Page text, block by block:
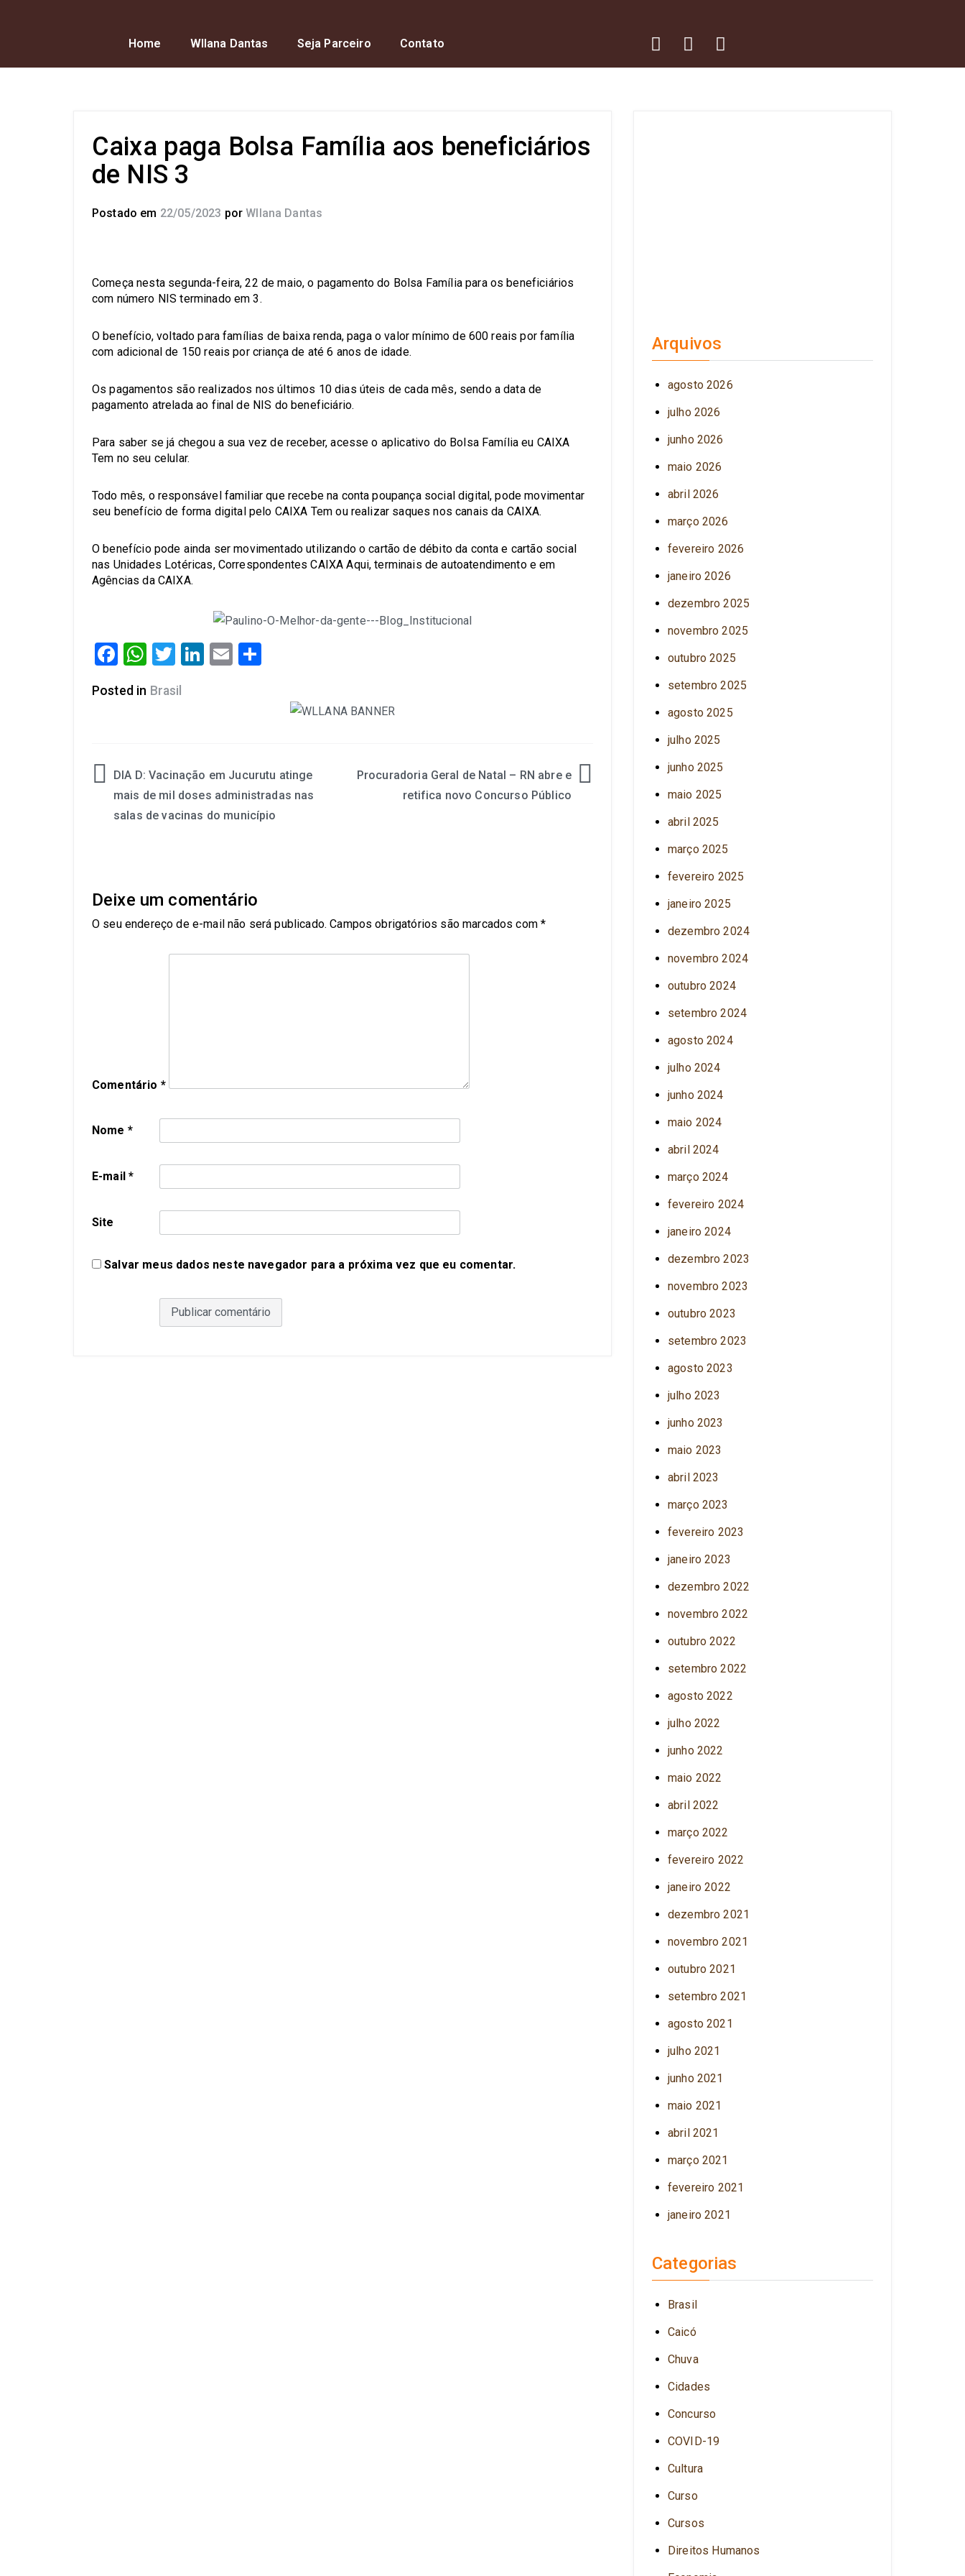
Home Wllana Dantas Seja Parceiro Contato
Caixa paga Bolsa Família aos beneficiários
de NIS 3
Postado em 22/05/2023 por Wllana Dantas
Começa nesta segunda-feira, 22 de maio, o pagamento do Bolsa Família para os beneficiários
com número NIS terminado em 3.
O benefício, voltado para famílias de baixa renda, paga o valor mínimo de 600 reais por família
com adicional de 150 reais por criança de até 6 anos de idade.
Os pagamentos são realizados nos últimos 10 dias úteis de cada mês, sendo a data de
pagamento atrelada ao final de NIS do beneficiário.
Para saber se já chegou a sua vez de receber, acesse o aplicativo do Bolsa Família eu CAIXA
Tem no seu celular.
Todo mês, o responsável familiar que recebe na conta poupança social digital, pode movimentar
seu benefício de forma digital pelo CAIXA Tem ou realizar saques nos canais da CAIXA.
O benefício pode ainda ser movimentado utilizando o cartão de débito da conta e cartão social
nas Unidades Lotéricas, Correspondentes CAIXA Aqui, terminais de autoatendimento e em
Agências da CAIXA.
Facebook
WhatsApp
Twitter
LinkedIn
Email
Posted in Brasil
DIA D: Vacinação em Jucurutu atinge
mais de mil doses administradas nas
salas de vacinas do município
Procuradoria Geral de Natal – RN abre e
retifica novo Concurso Público
Deixe um comentário
O seu endereço de e-mail não será publicado. Campos obrigatórios são marcados com*
Comentário *
Nome *
E-mail*
Site
Salvar meus dados neste navegador para a próxima vez que eu comentar.
Arquivos
agosto 2026
julho 2026
junho 2026
maio 2026
abril 2026
março 2026
fevereiro 2026
janeiro 2026
dezembro 2025
novembro 2025
outubro 2025
setembro 2025
agosto 2025
julho 2025
junho 2025
maio 2025
abril 2025
março 2025
fevereiro 2025
janeiro 2025
dezembro 2024
novembro 2024
outubro 2024
setembro 2024
agosto 2024
julho 2024
junho 2024
maio 2024
abril 2024
março 2024
fevereiro 2024
janeiro 2024
dezembro 2023
novembro 2023
outubro 2023
setembro 2023
agosto 2023
julho 2023
junho 2023
maio 2023
abril 2023
março 2023
fevereiro 2023
janeiro 2023
dezembro 2022
novembro 2022
outubro 2022
setembro 2022
agosto 2022
julho 2022
junho 2022
maio 2022
abril 2022
março 2022
fevereiro 2022
janeiro 2022
dezembro 2021
novembro 2021
outubro 2021
setembro 2021
agosto 2021
julho 2021
junho 2021
maio 2021
abril 2021
março 2021
fevereiro 2021
janeiro 2021
Categorias
Brasil
Caicó
Chuva
Cidades
Concurso
COVID-19
Cultura
Curso
Cursos
Direitos Humanos